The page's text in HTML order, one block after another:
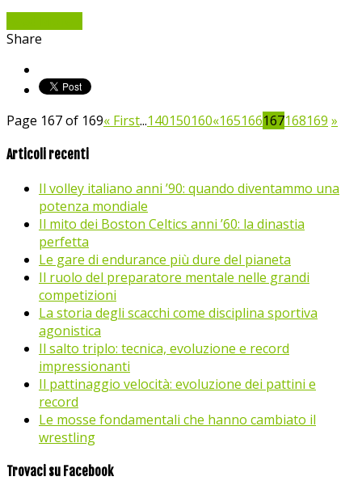
Share
Page 167 of 169« First...140150160«165166167168169 »
Articoli recenti
Il volley italiano anni ’90: quando diventammo una
potenza mondiale
Il mito dei Boston Celtics anni ’60: la dinastia
perfetta
Le gare di endurance più dure del pianeta
Il ruolo del preparatore mentale nelle grandi
competizioni
La storia degli scacchi come disciplina sportiva
agonistica
Il salto triplo: tecnica, evoluzione e record
impressionanti
Il pattinaggio velocità: evoluzione dei pattini e
record
Le mosse fondamentali che hanno cambiato il
wrestling
Trovaci su Facebook